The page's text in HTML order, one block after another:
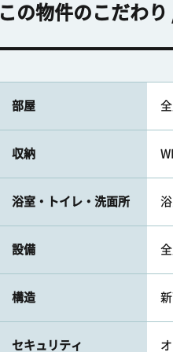
この物件のこだわ
部屋
収納
浴室・トイレ・洗面所
設備
構造
セキュリティ